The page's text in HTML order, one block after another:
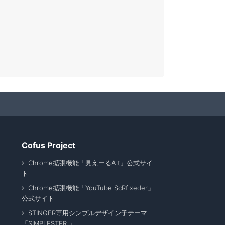
Cofus Project
Chrome拡張機能「見えーるAlt」公式サイ
ト
Chrome拡張機能「YouTube ScRfixeder」
公式サイト
STINGER専用シンプルデザイン子テーマ
「SIMPLESTER 」